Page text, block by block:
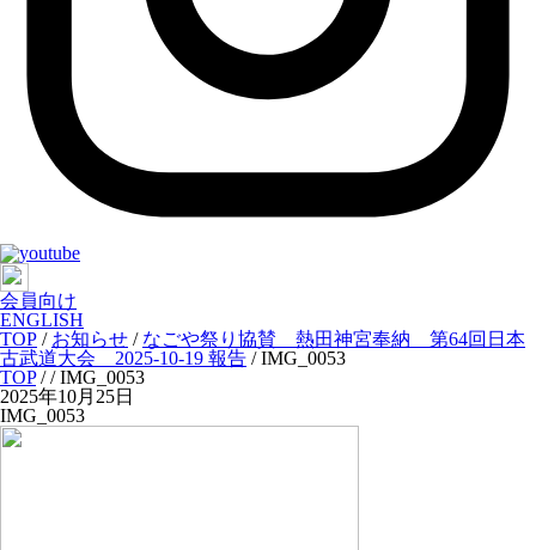
会員向け
ENGLISH
TOP / お知らせ / なごや祭り協賛 熱田神宮奉納 第64回日本
古武道大会 2025-10-19 報告 /IMG_0053
TOP// IMG_0053
2025年10月25日
IMG_0053